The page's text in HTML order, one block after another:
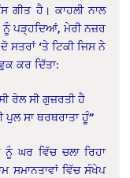
ਗੀਤ ਹੈ। ਕਾਹਲੀ ਨਾਲ
ਨੂੰ ਪੜ੍ਹਦਿਆਂ, ਮੇਰੀ ਨਜ਼ਰ
ਸਤਰਾਂ ‘ਤੇ ਟਿਕੀ ਜਿਸ ਨੇ
ਕਰ ਦਿੱਤਾ:
ਰੇਲ ਸੀ ਗੁਜ਼ਰਤੀ ਹੈ
ਪੁਲ ਸਾ ਥਰਥਰਾਤਾ ਹੂੰ”
ਘਰ ਵਿੱਚ ਚਲਾ ਰਿਹਾ
ਸਮਾਨਤਾਵਾਂ ਵਿੱਚ ਸੰਖੇਪ